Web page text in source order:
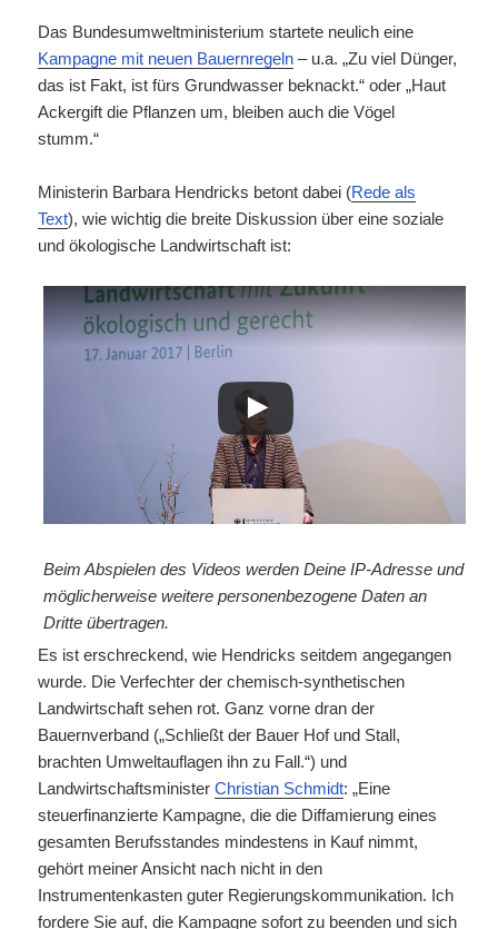
Das Bundesumweltministerium startete neulich eine
Kampagne mit neuen Bauernregeln – u.a. „Zu viel Dünger,
das ist Fakt, ist fürs Grundwasser beknackt.“ oder „Haut
Ackergift die Pflanzen um, bleiben auch die Vögel
stumm.“
Ministerin Barbara Hendricks betont dabei (Rede als
Text), wie wichtig die breite Diskussion über eine soziale
und ökologische Landwirtschaft ist:
Beim Abspielen des Videos werden Deine IP-Adresse und
möglicherweise weitere personenbezogene Daten an
Dritte übertragen.
Es ist erschreckend, wie Hendricks seitdem angegangen
wurde. Die Verfechter der chemisch-synthetischen
Landwirtschaft sehen rot. Ganz vorne dran der
Bauernverband („Schließt der Bauer Hof und Stall,
brachten Umweltauflagen ihn zu Fall.“) und
LandwirtschaftsministerChristian Schmidt: „Eine
steuerfinanzierte Kampagne, die die Diffamierung eines
gesamten Berufsstandes mindestens in Kauf nimmt,
gehört meiner Ansicht nach nicht in den
Instrumentenkasten guter Regierungskommunikation. Ich
fordere Sie auf, die Kampagne sofort zu beenden und sich